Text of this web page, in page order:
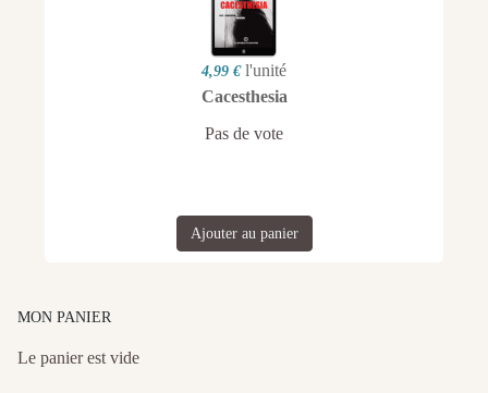
4,99 € l'unité
Cacesthesia
Pas de vote
Ajouter au panier
MON PANIER
Le panier est vide